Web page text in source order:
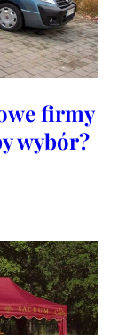
firmy
wybór?